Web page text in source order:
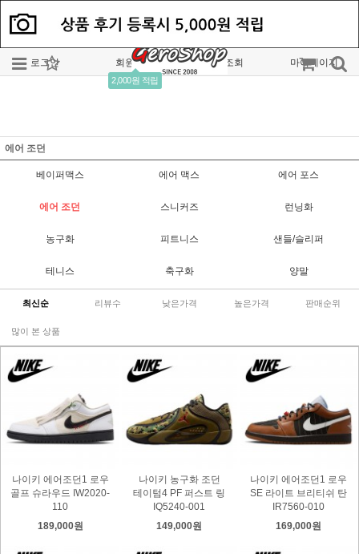
로그인 회원가입
2,000원 적립
주문조회 마이페이지
에어 조던
베이퍼맥스 에어 맥스 에어 포스
에어 조던 스니커즈 런닝화
농구화 피트니스 샌들/슬리퍼
테니스 축구화 양말
최신순 리뷰수 낮은가격 높은가격 판매순위
많이 본 상품
나이키 에어조던1 로우
골프 슈라우드 IW2020-
110
189,000원
나이키 농구화 조던
테이텀4 PF 퍼스트 링
IQ5240-001
149,000원
나이키 에어조던1 로우
SE 라이트 브리티쉬 탄
IR7560-010
169,000원